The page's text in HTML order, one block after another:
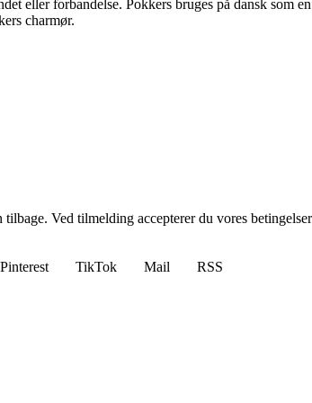
eller forbandelse. Pokkers bruges på dansk
charmør.
Ved tilmelding accepterer du vores
Pinterest TikTok Mail
RSS